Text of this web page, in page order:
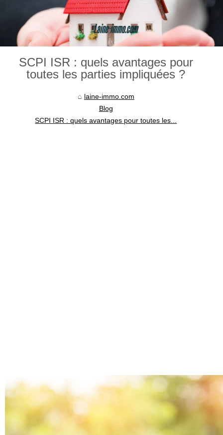
SCPI ISR : quels avantages pour
toutes les parties impliquées ?
laine-immo.com
Blog
SCPI ISR : quels avantages pour toutes les...